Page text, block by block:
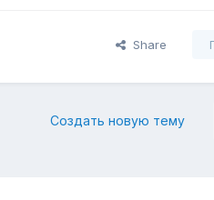
Share
Создать новую тему